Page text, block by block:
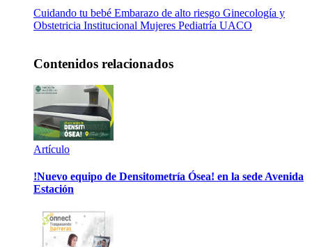
Cuidando tu bebé Embarazo de alto riesgo Ginecología y
Obstetricia Institucional Mujeres Pediatría UACO
Contenidos relacionados
Artículo
!Nuevo equipo de Densitometría Ósea! en la sede Avenida
Estación